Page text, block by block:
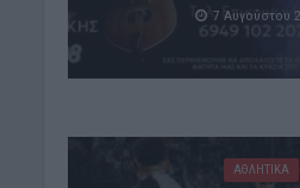
7 Αυγούστου
ΑΘΛΗΤΙΚΑ